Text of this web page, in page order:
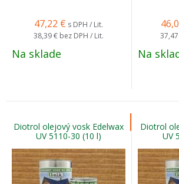
47,22 € s DPH / Lit.
38,39 € bez DPH / Lit.
Na sklade Na
Diotrol olejový vosk Edelwax
UV 5110-30 (10 l)
Diotrol
UV